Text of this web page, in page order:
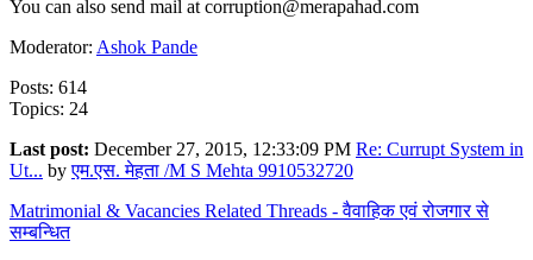
You can also send mail at corruption@merapahad.com
Moderator: Ashok Pande
Posts: 614
Topics: 24
Last post: December 27, 2015, 12:33:09 PM Re: Currupt System in
Ut... byएम.एस. मेहता /M S Mehta 9910532720
Matrimonial & Vacancies Related Threads - वैवाहिक एवं रोजगार से
सम्बन्धित